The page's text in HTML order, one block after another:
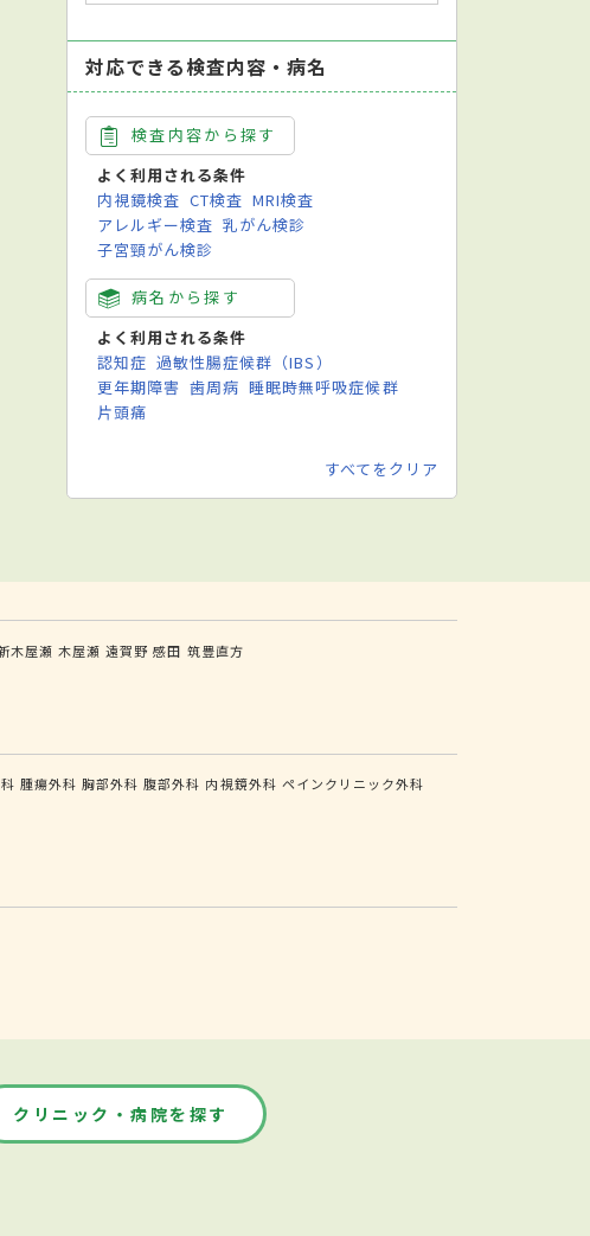
対応できる検査内容・病名
検査内容から探す
よく利用される条件
内視鏡検査 CT検査 MRI検査
アレルギー検査 乳がん検診
子宮頸がん検診
病名から探す
よく利用される条件
認知症 過敏性腸症候群（IBS）
更年期障害 歯周病 睡眠時無呼吸症候群
片頭痛
すべてをクリア
木屋瀬 木屋瀬 遠賀野 感田 筑豊直方
腫瘍外科 胸部外科 腹部外科 内視鏡外科 ペインクリニック外科
クリニック・病院を探す